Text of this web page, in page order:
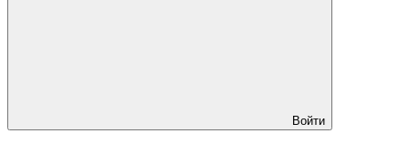
Войти